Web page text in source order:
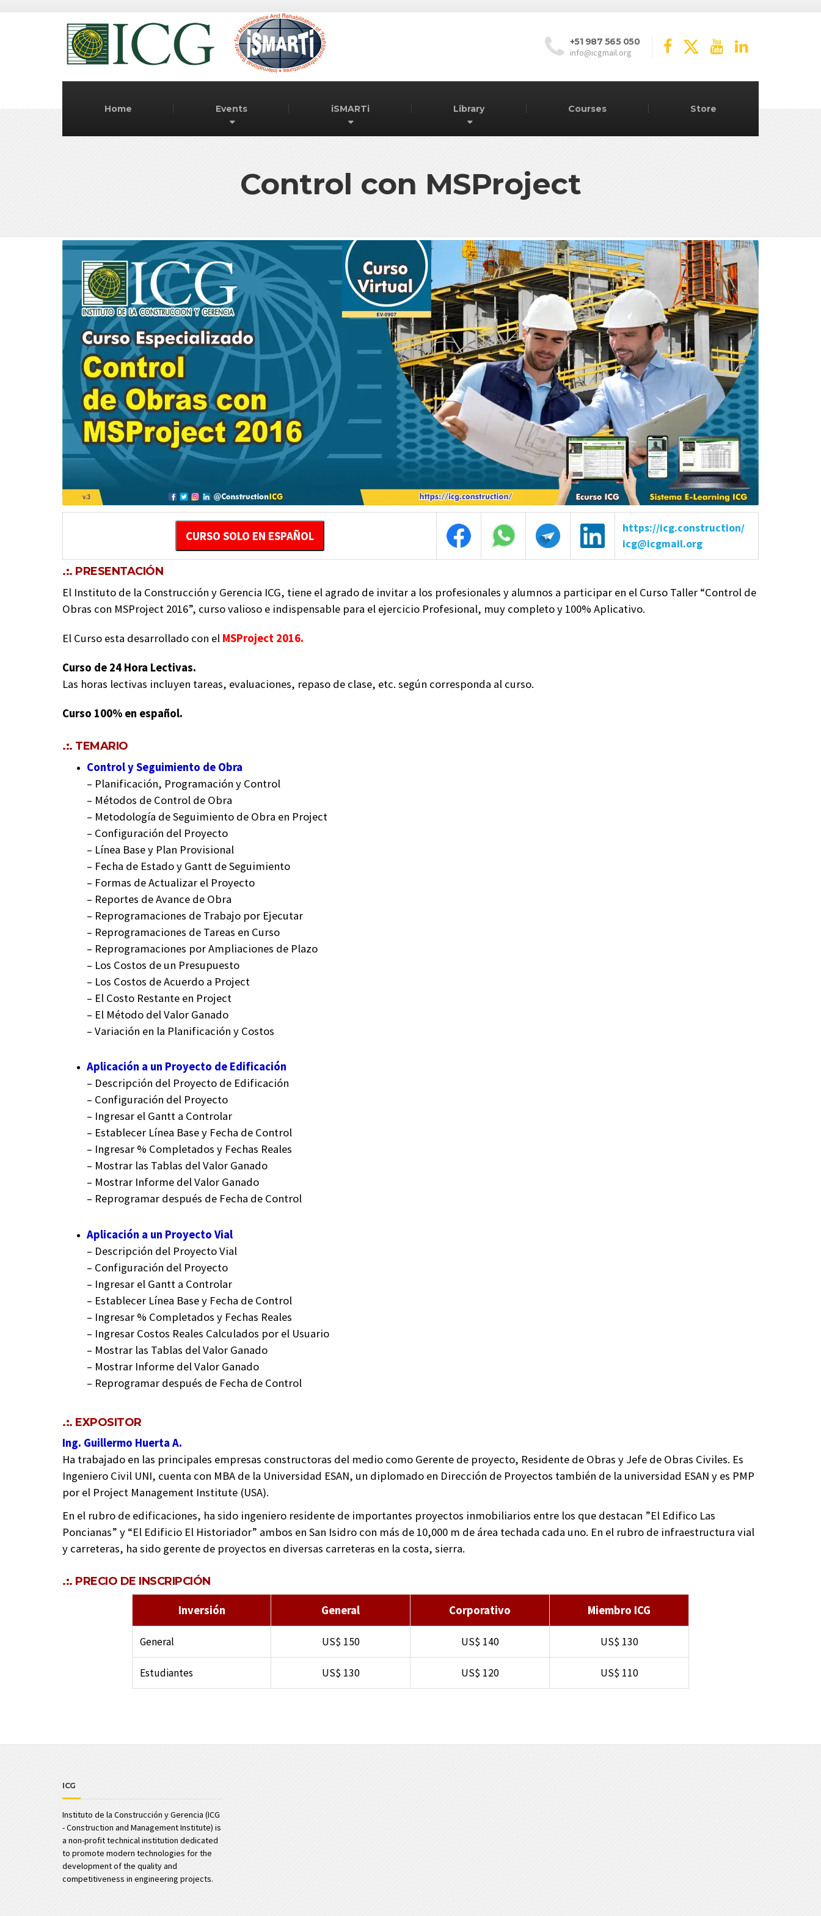
+51 987 565 050
info@icgmail.org
Home Events iSMARTi Library Courses Store
Control con MSProject
CURSO SOLO EN ESPAÑOL
https://icg.construction/
icg@icgmail.org
.:. PRESENTACIÓN
El Instituto de la Construcción y Gerencia ICG, tiene el agrado de invitar a los profesionales y alumnos a participar en el Curso Taller “Control de
Obras con MSProject 2016”, curso valioso e indispensable para el ejercicio Profesional, muy completo y 100% Aplicativo.
El Curso esta desarrollado con el MSProject 2016.
Curso de 24 Hora Lectivas.
Las horas lectivas incluyen tareas, evaluaciones, repaso de clase, etc. según corresponda al curso.
Curso 100% en español.
.:. TEMARIO
Control y Seguimiento de Obra
– Planificación, Programación y Control
– Métodos de Control de Obra
– Metodología de Seguimiento de Obra en Project
– Configuración del Proyecto
– Línea Base y Plan Provisional
– Fecha de Estado y Gantt de Seguimiento
– Formas de Actualizar el Proyecto
– Reportes de Avance de Obra
– Reprogramaciones de Trabajo por Ejecutar
– Reprogramaciones de Tareas en Curso
– Reprogramaciones por Ampliaciones de Plazo
– Los Costos de un Presupuesto
– Los Costos de Acuerdo a Project
– El Costo Restante en Project
– El Método del Valor Ganado
– Variación en la Planificación y Costos
Aplicación a un Proyecto de Edificación
– Descripción del Proyecto de Edificación
– Configuración del Proyecto
– Ingresar el Gantt a Controlar
– Establecer Línea Base y Fecha de Control
– Ingresar % Completados y Fechas Reales
– Mostrar las Tablas del Valor Ganado
– Mostrar Informe del Valor Ganado
– Reprogramar después de Fecha de Control
Aplicación a un Proyecto Vial
– Descripción del Proyecto Vial
– Configuración del Proyecto
– Ingresar el Gantt a Controlar
– Establecer Línea Base y Fecha de Control
– Ingresar % Completados y Fechas Reales
– Ingresar Costos Reales Calculados por el Usuario
– Mostrar las Tablas del Valor Ganado
– Mostrar Informe del Valor Ganado
– Reprogramar después de Fecha de Control
.:. EXPOSITOR
Ing. Guillermo Huerta A.
Ha trabajado en las principales empresas constructoras del medio como Gerente de proyecto, Residente de Obras y Jefe de Obras Civiles. Es
Ingeniero Civil UNI, cuenta con MBA de la Universidad ESAN, un diplomado en Dirección de Proyectos también de la universidad ESAN y es PMP
por el Project Management Institute (USA).
En el rubro de edificaciones, ha sido ingeniero residente de importantes proyectos inmobiliarios entre los que destacan ”El Edifico Las
Poncianas” y “El Edificio El Historiador” ambos en San Isidro con más de 10,000 m de área techada cada uno. En el rubro de infraestructura vial
y carreteras, ha sido gerente de proyectos en diversas carreteras en la costa, sierra.
.:. PRECIO DE INSCRIPCIÓN
Inversión General Corporativo Miembro ICG
General US$ 150 US$ 140 US$ 130
Estudiantes US$ 130 US$ 120 US$ 110
ICG
Instituto de la Construcción y Gerencia (ICG
- Construction and Management Institute) is
a non-profit technical institution dedicated
to promote modern technologies for the
development of the quality and
competitiveness in engineering projects.